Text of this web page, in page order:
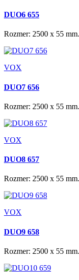
DUO6 655
Rozmer: 2500 x 55
VOX
DUO7 656
Rozmer: 2500 x 55
VOX
DUO8 657
Rozmer: 2500 x 55
VOX
DUO9 658
Rozmer: 2500 x 55